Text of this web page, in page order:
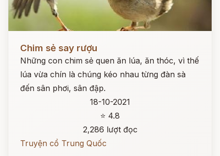
Chim sẻ say rượu
Những con chim sẻ quen ăn lúa, ăn thóc, vì thế
lúa vừa chín là chúng kéo nhau từng đàn sà
đến sân phơi, sân đập.
18-10-2021
⭐ 4.8
2,286 lượt đọc
Truyện cổ Trung Quốc